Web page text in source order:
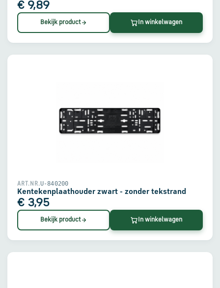
€ 9,89
Bekijk product In winkelwagen
ART.NR.U-840200
Kentekenplaathouder zwart - zonder tekstrand
€ 3,95
Bekijk product In winkelwagen